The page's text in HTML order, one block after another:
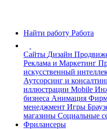
Найти работу Работа
Сайты Дизайн
Реклама и Маркетинг
искусственный
Аутсорсинг и
иллюстрации Mobile
бизнеса Анимация
менеджмент Игры
магазины Социальные
Фрилансеры